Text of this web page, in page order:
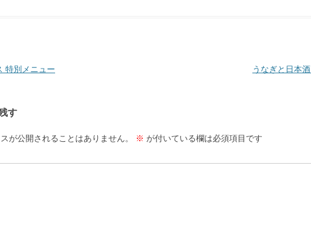
特別メニュー うなぎと日本酒
す
が公開されることはありません。 ※ が付いている欄は必須項目です